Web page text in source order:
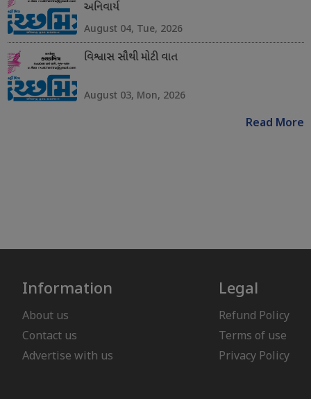
અનિવાર્ય
August 04, Tue, 2026
વિશ્વાસ સૌથી મોટી વાત
August 03, Mon, 2026
Read More
Information
About us
Contact us
Advertise with us
Legal
Refund Policy
Terms of use
Privacy Policy